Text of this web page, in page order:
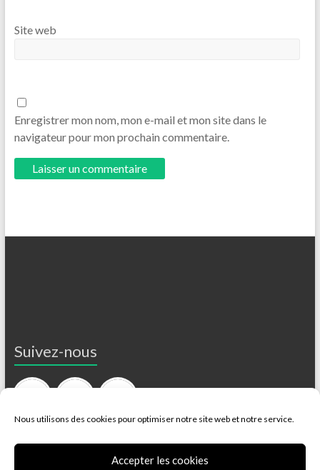
Nous utilisons des cookies pour optimiser notre site web et notre service.
Accepter les cookies
Site web
Enregistrer mon nom, mon e-mail et mon site dans le
navigateur pour mon prochain commentaire.
Suivez-nous